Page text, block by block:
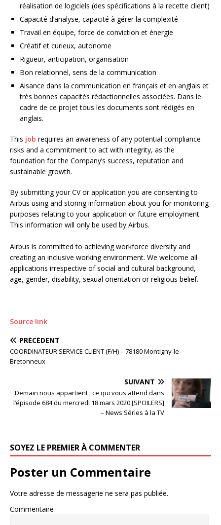
réalisation de logiciels (des spécifications à la recette client)
Capacité d’analyse, capacité à gérer la complexité
Travail en équipe, force de conviction et énergie
Créatif et curieux, autonome
Rigueur, anticipation, organisation
Bon relationnel, sens de la communication
Aisance dans la communication en français et en anglais et
très bonnes capacités rédactionnelles associées. Dans le
cadre de ce projet tous les documents sont rédigés en
anglais.
This job requires an awareness of any potential compliance
risks and a commitment to act with integrity, as the
foundation for the Company’s success, reputation and
sustainable growth.
By submitting your CV or application you are consenting to
Airbus using and storing information about you for monitoring
purposes relating to your application or future employment.
This information will only be used by Airbus.
Airbus is committed to achieving workforce diversity and
creating an inclusive working environment. We welcome all
applications irrespective of social and cultural background,
age, gender, disability, sexual orientation or religious belief.
Source link
PRÉCÉDENT
COORDINATEUR SERVICE CLIENT (F/H) – 78180 Montigny-le-
Bretonneux
SUIVANT
Demain nous appartient : ce qui vous attend dans
l’épisode 684 du mercredi 18 mars 2020 [SPOILERS]
– News Séries à la TV
SOYEZ LE PREMIER À COMMENTER
Poster un Commentaire
Votre adresse de messagerie ne sera pas publiée.
Commentaire